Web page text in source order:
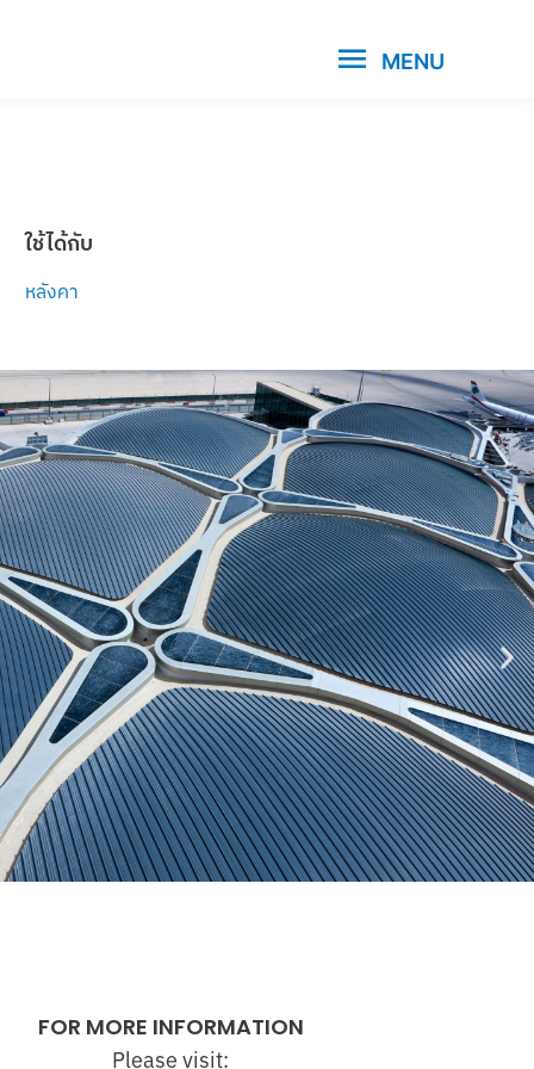
MENU
ใช้ได้กับ
หลังคา
FOR MORE INFORMATION
Please visit: